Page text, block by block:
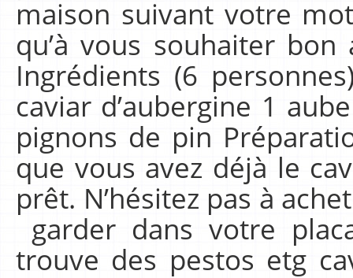
maison suivant votre
qu’à vous souhaiter
Ingrédients (6
caviar d’aubergine 1
pignons de pin
que vous avez déjà le
prêt. N’hésitez pas à
garder dans votre
trouve des pestos etg